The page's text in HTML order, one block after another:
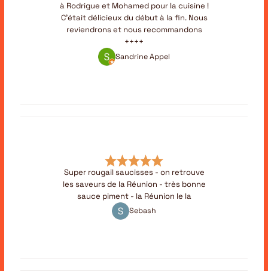
à Rodrigue et Mohamed pour la cuisine !
C'était délicieux du début à la fin. Nous
reviendrons et nous recommandons
++++
Sandrine Appel
Super rougail saucisses - on retrouve
les saveurs de la Réunion - très bonne
sauce piment - la Réunion le la
Sebash